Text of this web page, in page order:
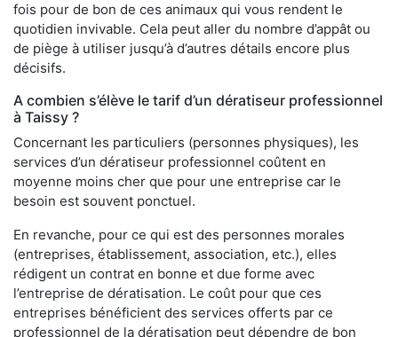
fois pour de bon de ces animaux qui vous rendent le
quotidien invivable. Cela peut aller du nombre d’appât ou
de piège à utiliser jusqu’à d’autres détails encore plus
décisifs.
A combien s’élève le tarif d’un dératiseur professionnel
à Taissy ?
Concernant les particuliers (personnes physiques), les
services d’un dératiseur professionnel coûtent en
moyenne moins cher que pour une entreprise car le
besoin est souvent ponctuel.
En revanche, pour ce qui est des personnes morales
(entreprises, établissement, association, etc.), elles
rédigent un contrat en bonne et due forme avec
l’entreprise de dératisation. Le coût pour que ces
entreprises bénéficient des services offerts par ce
professionnel de la dératisation peut dépendre de bon